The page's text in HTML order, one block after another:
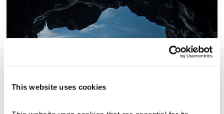
This website uses cookies